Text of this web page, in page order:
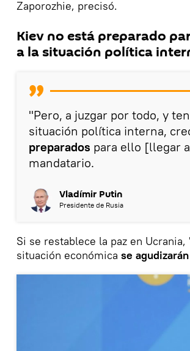
Zaporozhie, precisó.
Kiev no está preparado
a la situación política
"Pero, a juzgar por todo, y
situación política interna,
preparados para ello [llegar
mandatario.
Vladímir Putin
Presidente de Rusia
Si se restablece la paz en
situación económica se agudizarán